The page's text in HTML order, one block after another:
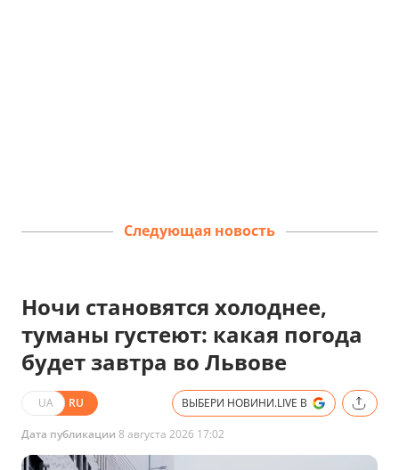
Следующая новость
Ночи становятся холоднее,
туманы густеют: какая погода
будет завтра во Львове
UA RU ВЫБЕРИ НОВИНИ.LIVE В
Дата публикации 8 августа 2026 17:02